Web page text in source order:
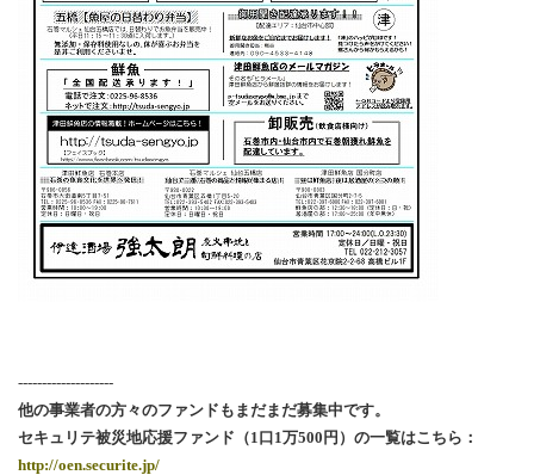
--------------------
他の事業者の方々のファンドもまだまだ募集中です。
セキュリテ被災地応援ファンド（1口1万500円）の一覧はこちら：
http://oen.securite.jp/